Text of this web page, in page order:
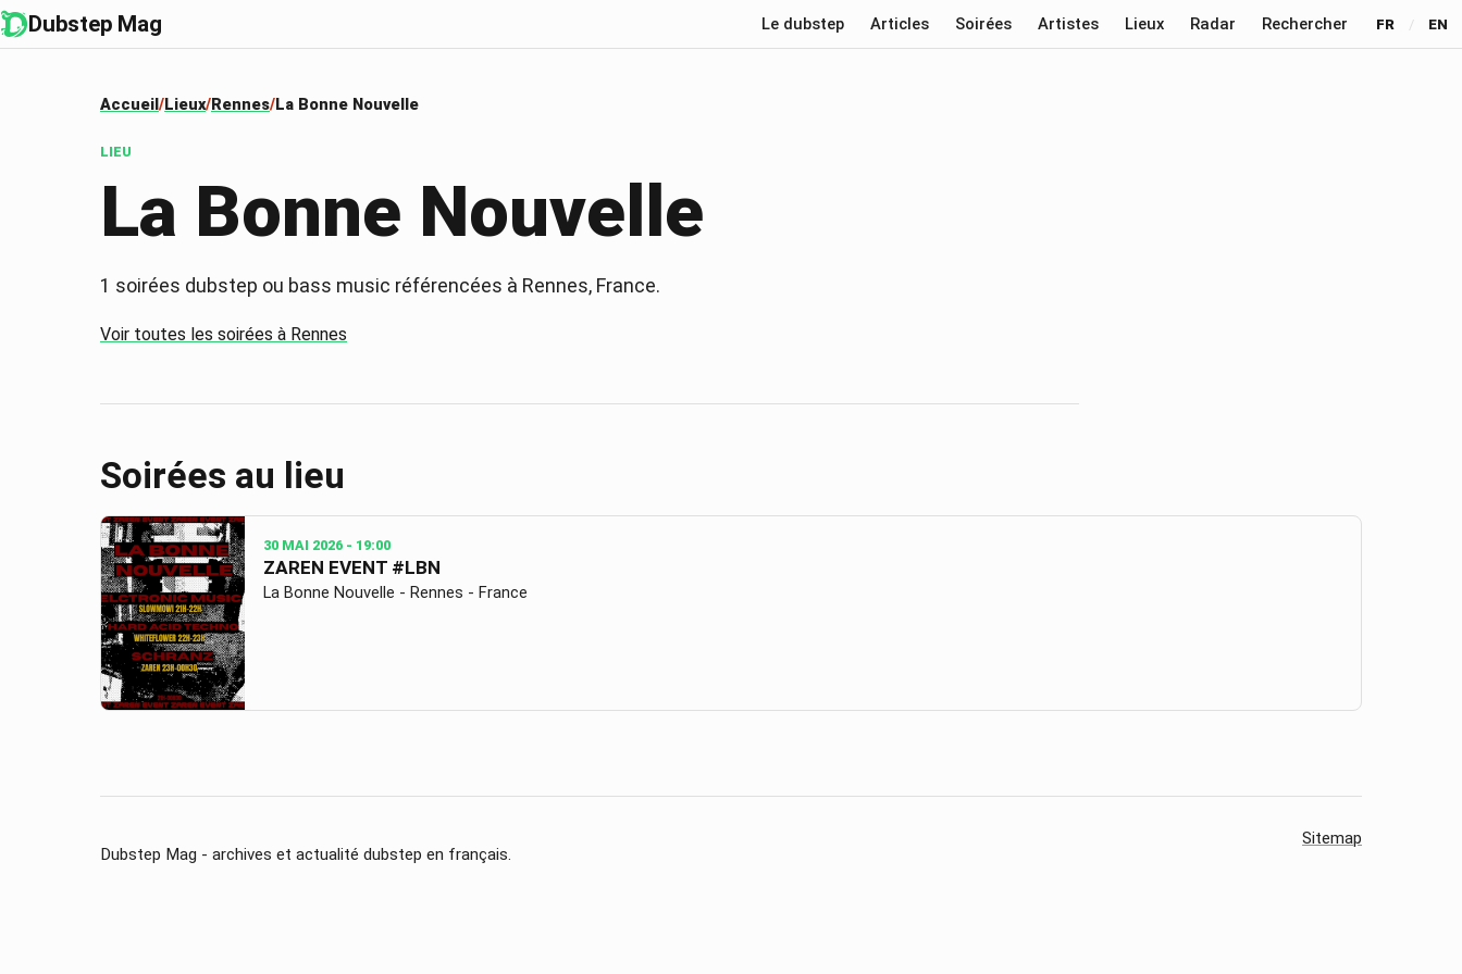
Dubstep Mag Le dubstep Articles Soirées Artistes Lieux Radar Rechercher FR / EN
Accueil Lieux Rennes La Bonne Nouvelle
LIEU
La Bonne Nouvelle
1 soirées dubstep ou bass music référencées à Rennes, France.
Voir toutes les soirées à Rennes
Soirées au lieu
30 MAI 2026 - 19:00
ZAREN EVENT #LBN
La Bonne Nouvelle - Rennes - France
Dubstep Mag - archives et actualité dubstep en français.
Sitemap